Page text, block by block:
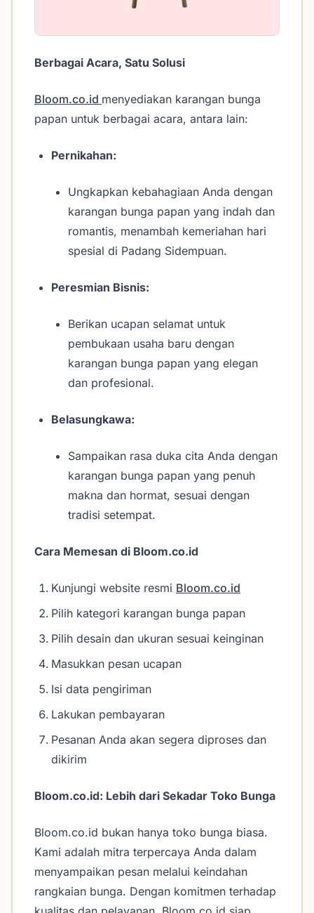
Berbagai Acara, Satu Solusi
Bloom.co.id menyediakan karangan bunga
papan untuk berbagai acara, antara lain:
Pernikahan:
Ungkapkan kebahagiaan Anda dengan
karangan bunga papan yang indah dan
romantis, menambah kemeriahan hari
spesial di Padang Sidempuan.
Peresmian Bisnis:
Berikan ucapan selamat untuk
pembukaan usaha baru dengan
karangan bunga papan yang elegan
dan profesional.
Belasungkawa:
Sampaikan rasa duka cita Anda dengan
karangan bunga papan yang penuh
makna dan hormat, sesuai dengan
tradisi setempat.
Cara Memesan di Bloom.co.id
Kunjungi website resmi Bloom.co.id
Pilih kategori karangan bunga papan
Pilih desain dan ukuran sesuai keinginan
Masukkan pesan ucapan
Isi data pengiriman
Lakukan pembayaran
Pesanan Anda akan segera diproses dan
dikirim
Bloom.co.id: Lebih dari Sekadar Toko Bunga
Bloom.co.id bukan hanya toko bunga biasa.
Kami adalah mitra terpercaya Anda dalam
menyampaikan pesan melalui keindahan
rangkaian bunga. Dengan komitmen terhadap